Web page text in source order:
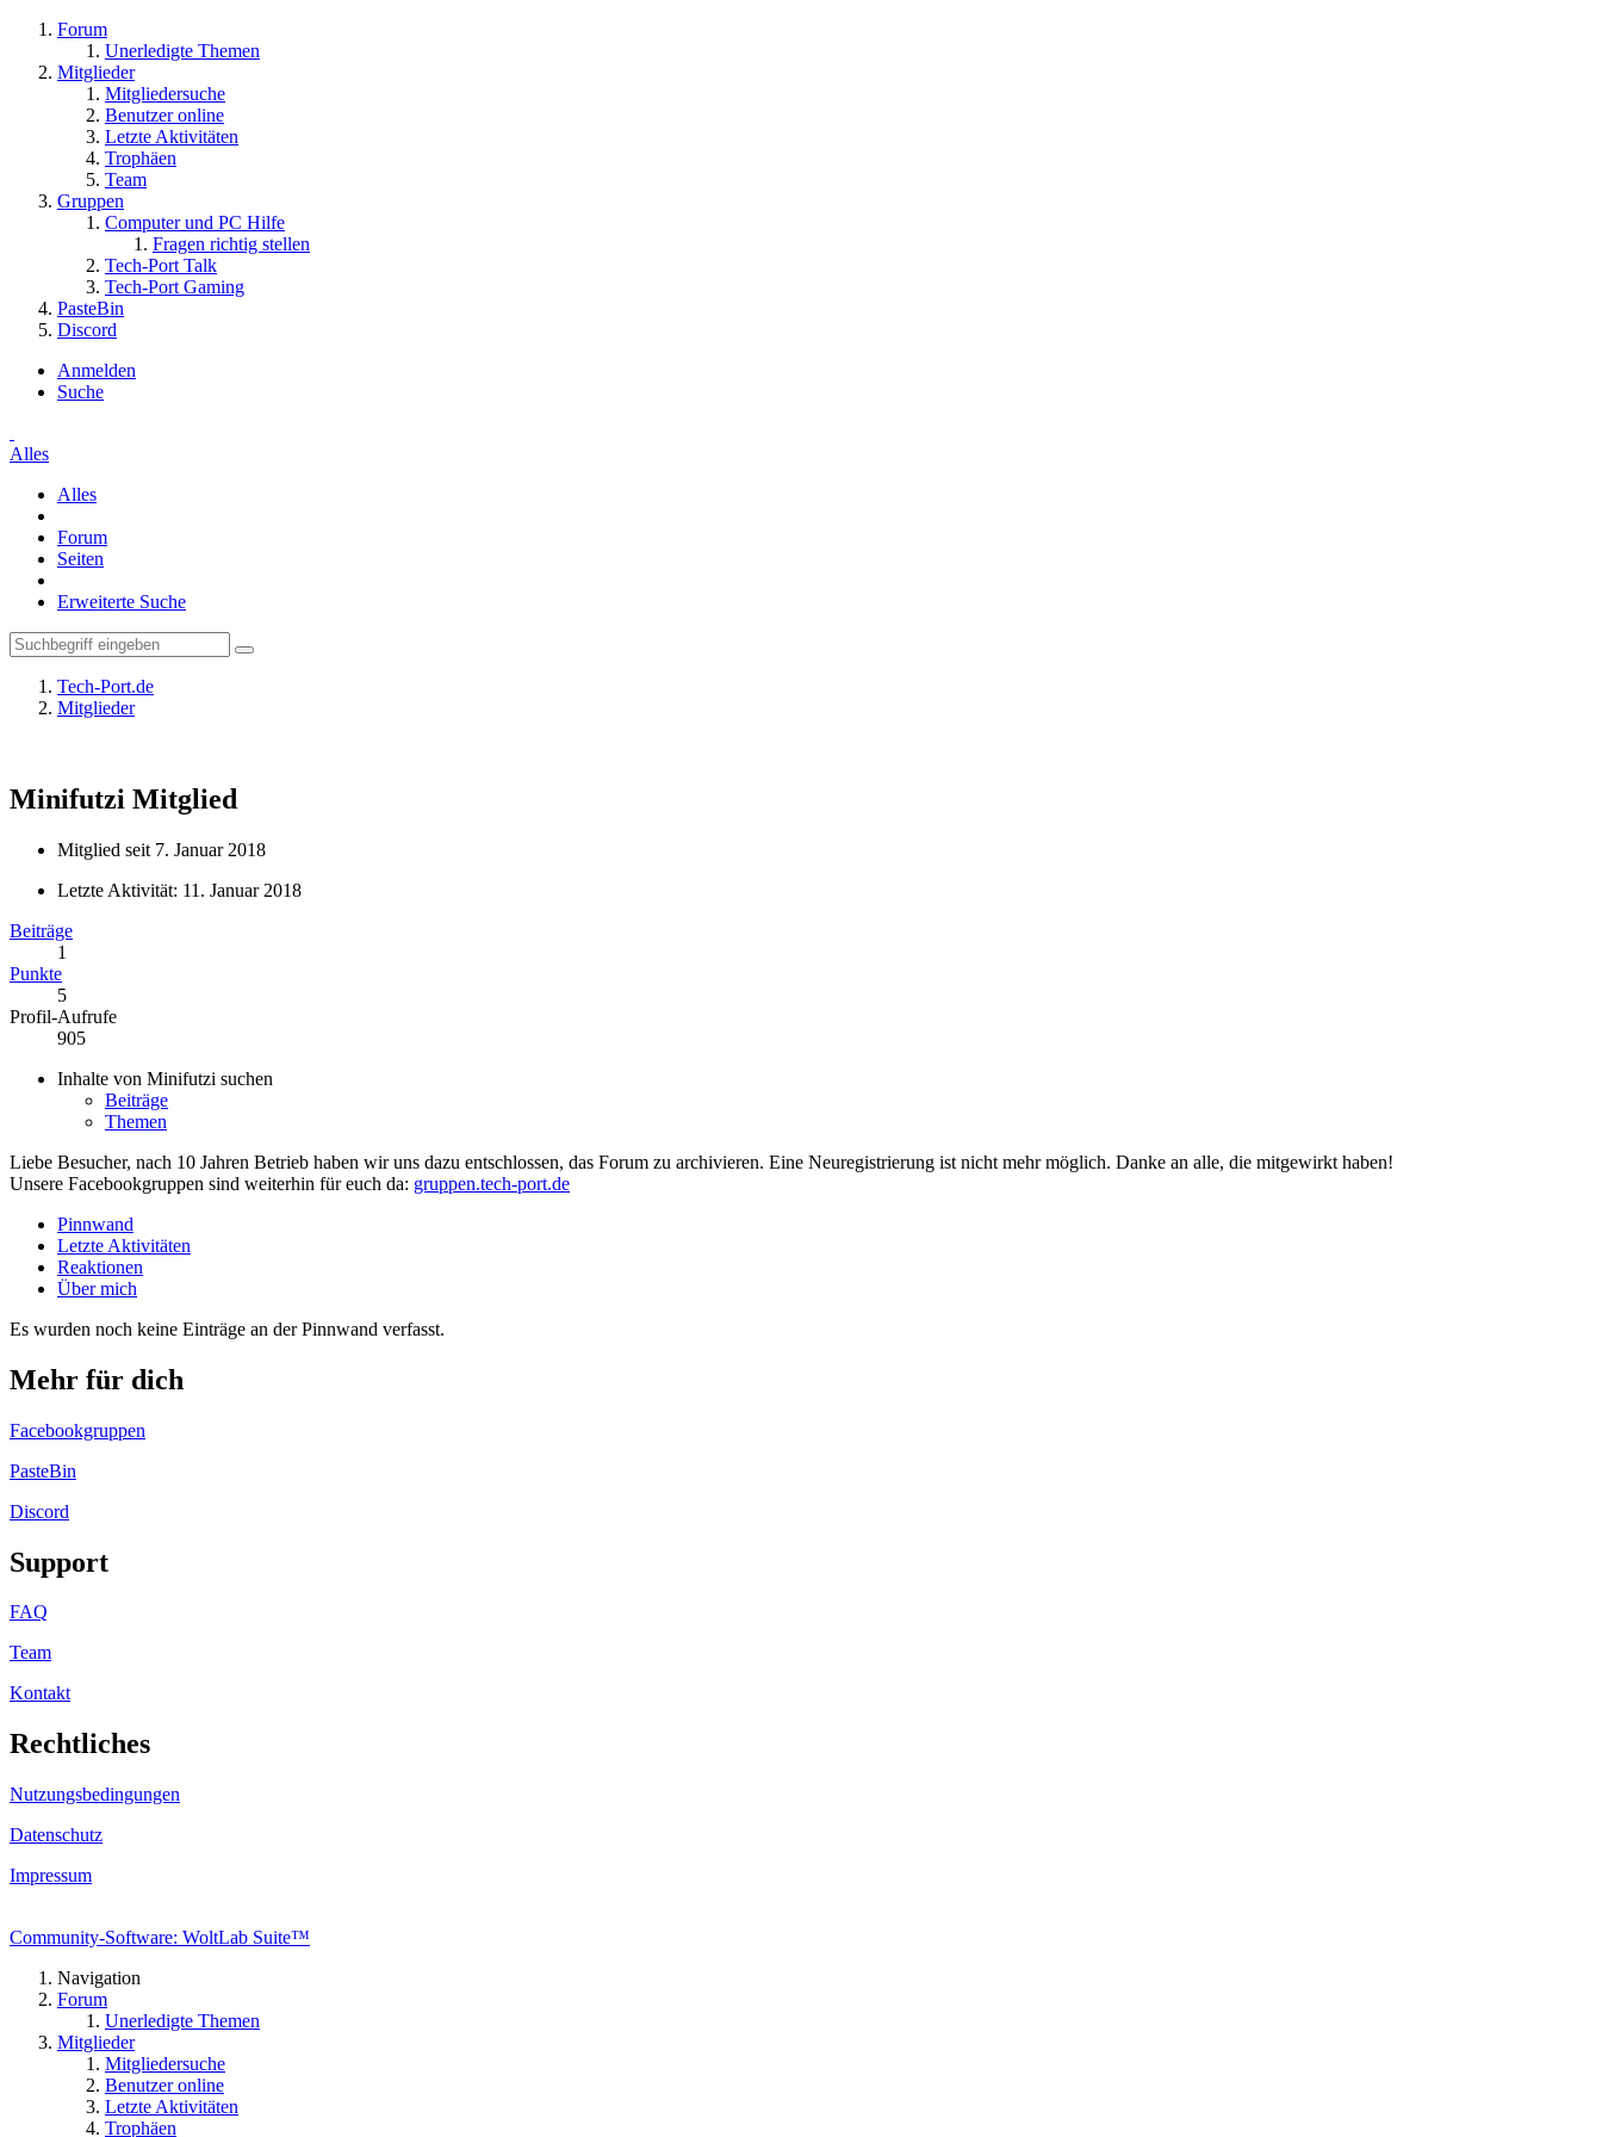
Forum
Unerledigte Themen
Mitglieder
Mitgliedersuche
Benutzer online
Letzte Aktivitäten
Trophäen
Team
Gruppen
Computer und PC Hilfe
Fragen richtig stellen
Tech-Port Talk
Tech-Port Gaming
PasteBin
Discord
Anmelden
Suche
Alles
Alles
Forum
Seiten
Erweiterte Suche
Tech-Port.de
Mitglieder
Minifutzi Mitglied
Mitglied seit 7. Januar 2018
Letzte Aktivität: 11. Januar 2018
Beiträge
1
Punkte
5
Profil-Aufrufe
905
Inhalte von Minifutzi suchen
Beiträge
Themen
Liebe Besucher, nach 10 Jahren Betrieb haben wir uns dazu entschlossen, das Forum zu archivieren. Eine Neuregistrierung ist nicht mehr möglich. Danke an alle, die mitgewirkt haben!
Unsere Facebookgruppen sind weiterhin für euch da: gruppen.tech-port.de
Pinnwand
Letzte Aktivitäten
Reaktionen
Über mich
Es wurden noch keine Einträge an der Pinnwand verfasst.
Mehr für dich
Facebookgruppen
PasteBin
Discord
Support
FAQ
Team
Kontakt
Rechtliches
Nutzungsbedingungen
Datenschutz
Impressum
Community-Software: WoltLab Suite™
Navigation
Forum
Unerledigte Themen
Mitglieder
Mitgliedersuche
Benutzer online
Letzte Aktivitäten
Trophäen